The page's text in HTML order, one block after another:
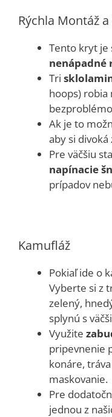
Rýchla Montáž
Tento kryt je
nenápadné
Tri
hoops) robia
Ak je to
aby si
Pre väčšiu
napínacie
prípadov
Kamufláž
Pokiaľ ide o
Vyberte si z
zelený,
splynú s
Využite
pripevnenie
konáre,
maskovanie.
Pre
jednou z